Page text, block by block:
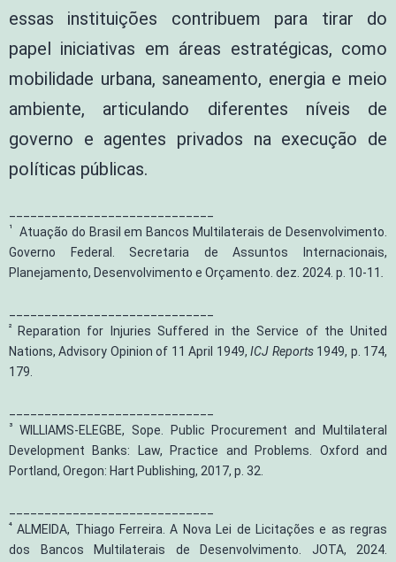
essas instituições contribuem para tirar do
papel iniciativas em áreas estratégicas, como
mobilidade urbana, saneamento, energia e meio
ambiente, articulando diferentes níveis de
governo e agentes privados na execução de
políticas públicas.
¹
Atuação do Brasil em Bancos Multilaterais de Desenvolvimento.
Governo Federal. Secretaria de Assuntos Internacionais,
Planejamento, Desenvolvimento e Orçamento. dez. 2024. p. 10-11
²
Reparation for Injuries Suffered in the Service of the United
Nations, Advisory Opinion of 11 April 1949,ICJ Reports1949, p. 174,
179.
³
WILLIAMS-ELEGBE, Sope. Public Procurement and Multilateral
Development Banks: Law, Practice and Problems. Oxford and
Portland, Oregon: Hart Publishing, 2017, p. 32.
⁴ ALMEIDA, Thiago Ferreira. A Nova Lei de Licitações e as regras
dos Bancos Multilaterais de Desenvolvimento. JOTA, 2024.